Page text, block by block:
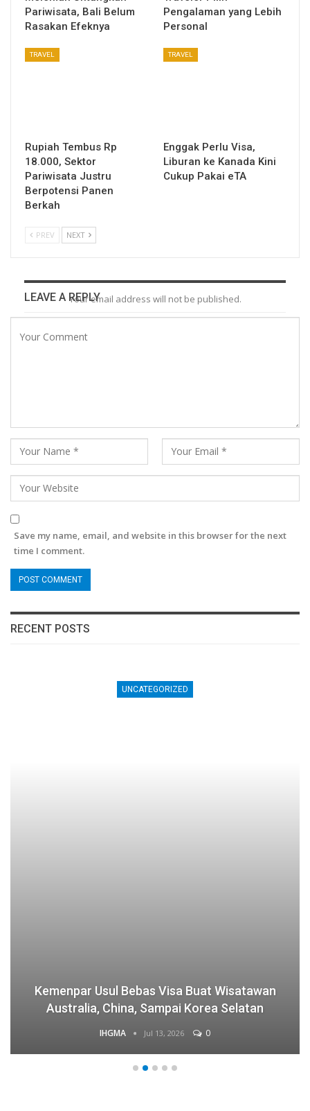
Pariwisata, Bali Belum
Rasakan Efeknya
Pengalaman yang Lebih
Personal
TRAVEL
Rupiah Tembus Rp
18.000, Sektor
Pariwisata Justru
Berpotensi Panen
Berkah
TRAVEL
Enggak Perlu Visa,
Liburan ke Kanada Kini
Cukup Pakai eTA
PREV NEXT
LEAVE A REPLYYour email address will not be published.
Save my name, email, and website in this browser for the next
time I comment.
RECENT POSTS
UNCATEGORIZED
Kemenpar Usul Bebas Visa Buat Wisatawan
Australia, China, Sampai Korea Selatan
IHGMA Jul 13, 2026 0